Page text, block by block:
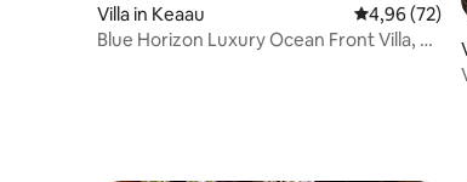
Villa in Keaau
4,96 (72)
Blue Horizon Luxury Ocean Front Villa, 3